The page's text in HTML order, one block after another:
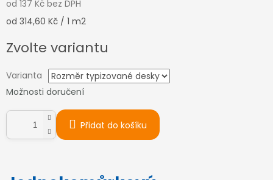
od 137 Kč bez DPH
Měrná
od 314,60 Kč / 1 m2
Zvolte variantu
Varianta
Možnosti doručení
Přidat do košíku